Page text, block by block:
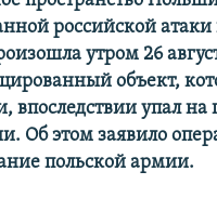
российской
утром 26
объект,
впоследствии упал на
Об этом заявило
польской армии.